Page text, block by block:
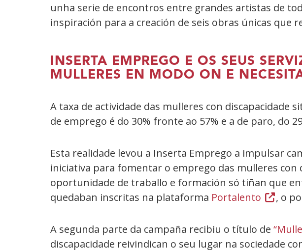
unha serie de encontros entre grandes artistas de
inspiración para a creación de seis obras únicas
INSERTA EMPREGO E OS SEUS
MULLERES EN MODO ON E
A taxa de actividade das mulleres con discapacidade
de emprego é do 30% fronte ao 57% e a de paro, do
Esta realidade levou a Inserta Emprego a impulsar
iniciativa para fomentar o emprego das mulleres con
oportunidade de traballo e formación só tiñan que
quedaban inscritas na plataforma Portalento (Abrir
vent�
nova)
, o
A segunda parte da campaña recibiu o título de
discapacidade reivindican o seu lugar na sociedade